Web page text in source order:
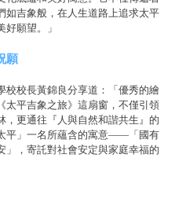
如吉象般，在人生道路上追求太平
願望。」
願
校校長黃錦良分享道：「優秀的繪
太平吉象之旅》這扇窗，不僅引領
，更通往『人與自然和諧共生』的
平」一名所蘊含的寓意——「國有
」，寄託對社會安定與家庭幸福的